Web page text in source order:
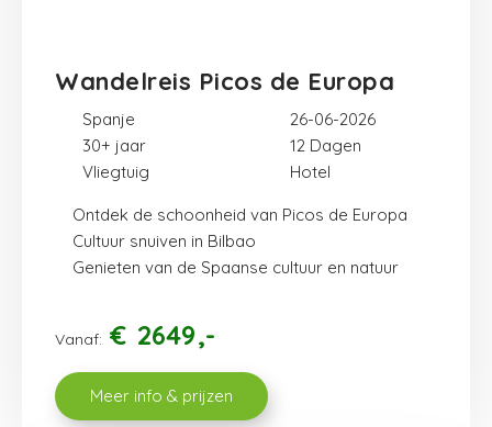
Wandelreis Picos de Europa
30+ jaar 12
26-06-2026
Vliegtuig Hotel
Spanje
Ontdek de schoonheid van Picos de Europa
Cultuur snuiven in Bilbao
Genieten van de Spaanse cultuur en natuur
Vanaf: € 2649
Meer info & prijzen